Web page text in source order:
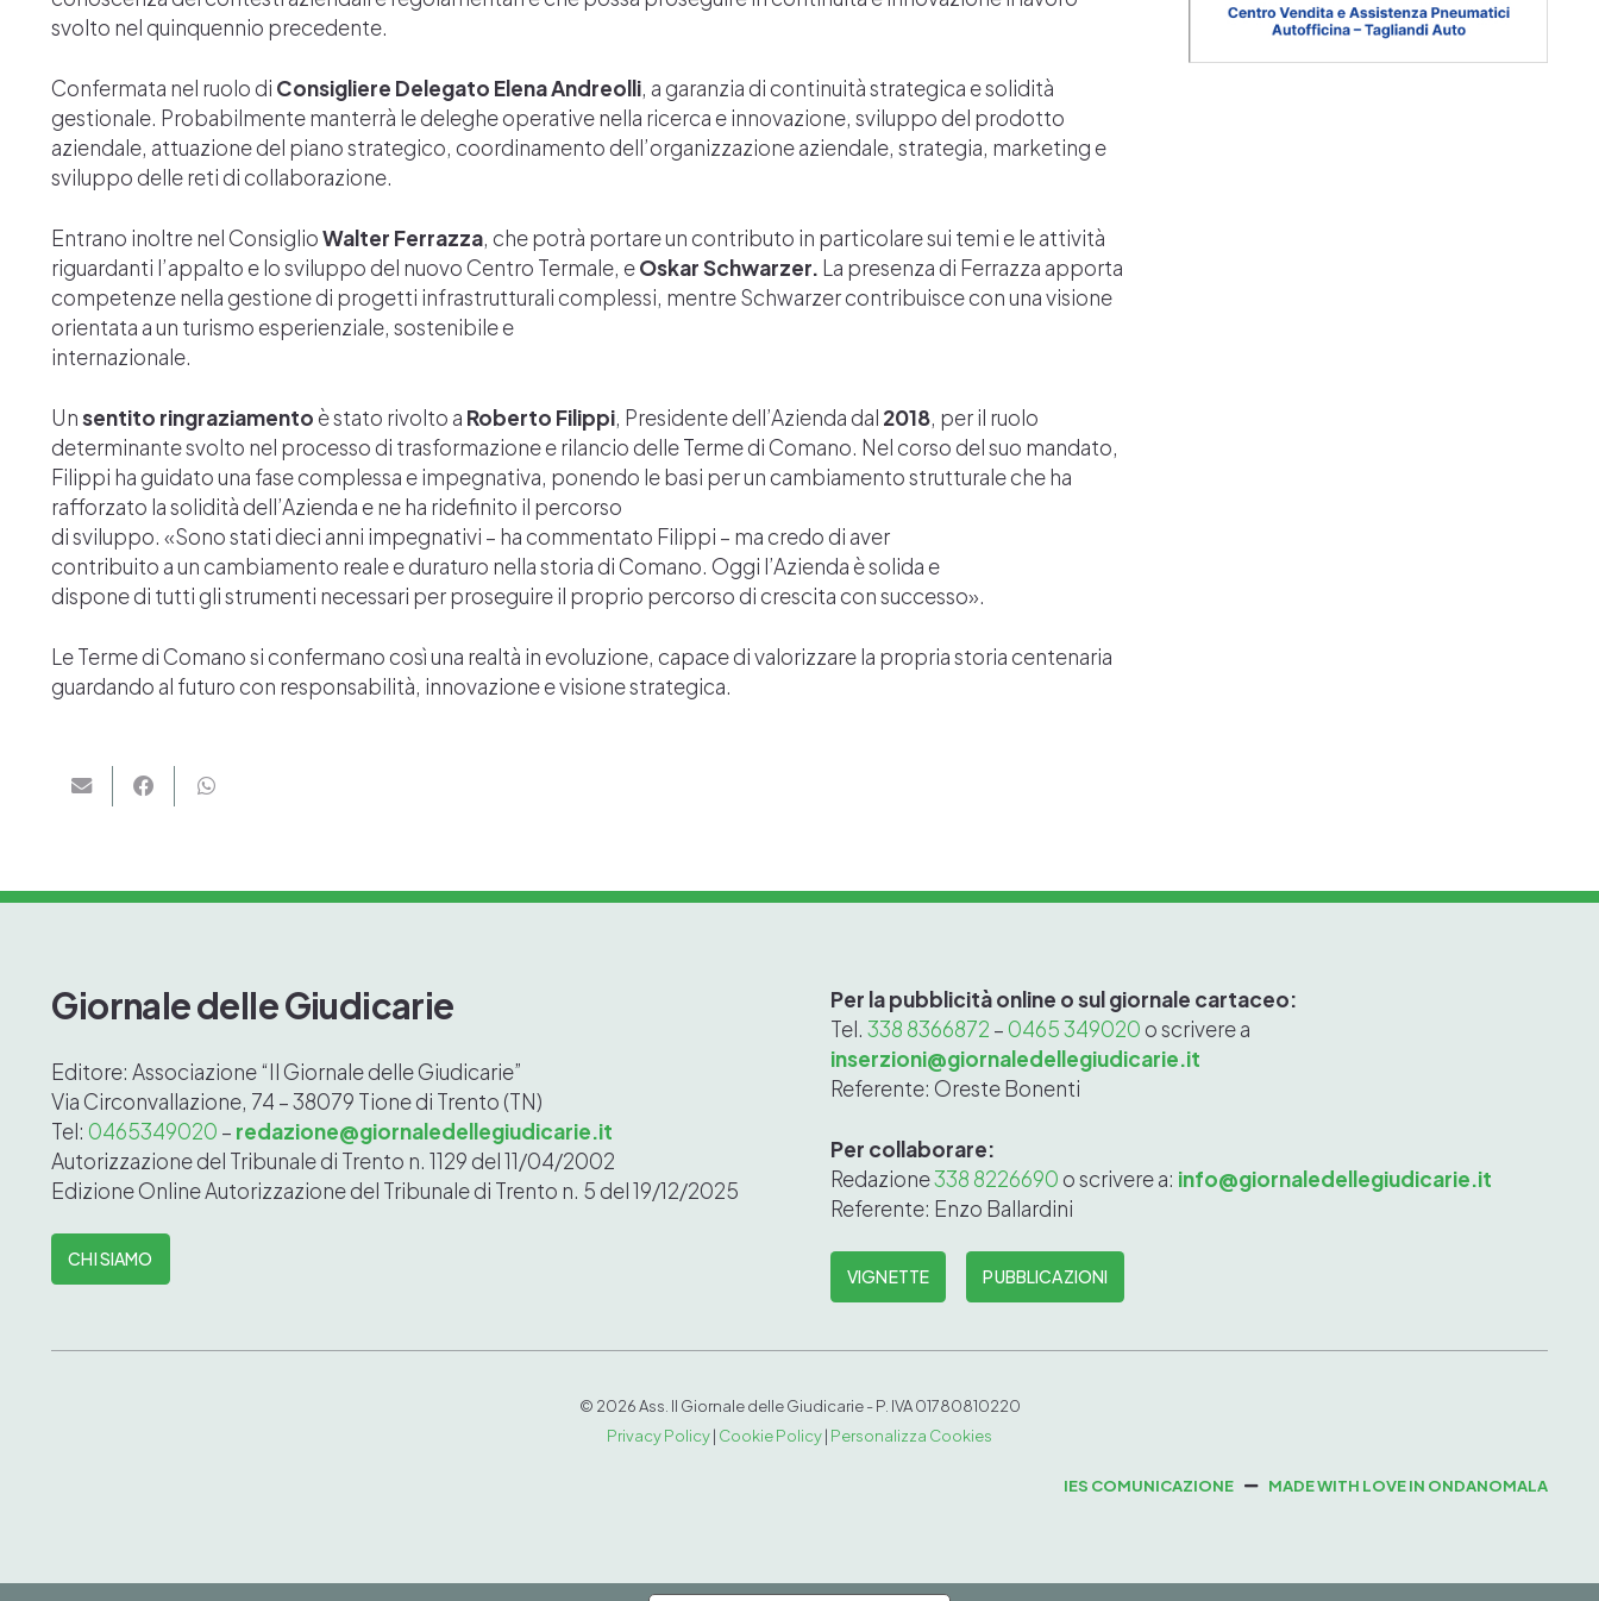
svolto nel quinquennio precedente.
Confermata nel ruolo di Consigliere Delegato Elena Andreolli, a garanzia di continuità strategica e solidità
gestionale. Probabilmente manterrà le deleghe operative nella ricerca e innovazione, sviluppo del prodotto
aziendale, attuazione del piano strategico, coordinamento dell’organizzazione aziendale, strategia, marketing e
sviluppo delle reti di collaborazione.
Entrano inoltre nel ConsiglioWalter Ferrazza, che potrà portare un contributo in particolare sui temi e le attività
riguardanti l’appalto e lo sviluppo del nuovo Centro Termale, eOskar Schwarzer. La presenza di Ferrazza apporta
competenze nella gestione di progetti infrastrutturali complessi, mentre Schwarzer contribuisce con una visione
orientata a un turismo esperienziale, sostenibile e
internazionale.
Unsentito ringraziamento è stato rivolto a Roberto Filippi, Presidente dell’Azienda dal 2018, per il ruolo
determinante svolto nel processo di trasformazione e rilancio delle Terme di Comano. Nel corso del suo mandato,
Filippi ha guidato una fase complessa e impegnativa, ponendo le basi per un cambiamento strutturale che ha
rafforzato la solidità dell’Azienda e ne ha ridefinito il percorso
di sviluppo. «Sono stati dieci anni impegnativi – ha commentato Filippi – ma credo di aver
contribuito a un cambiamento reale e duraturo nella storia di Comano. Oggi l’Azienda è solida e
dispone di tutti gli strumenti necessari per proseguire il proprio percorso di crescita con successo».
Le Terme di Comano si confermano così una realtà in evoluzione, capace di valorizzare la propria storia centenaria
guardando al futuro con responsabilità, innovazione e visione strategica.
Giornale delle Giudicarie
Editore: Associazione “Il Giornale delle Giudicarie”
Via Circonvallazione, 74 – 38079 Tione di Trento (TN)
Tel: 0465349020 – redazione@giornaledellegiudicarie.it
Autorizzazione del Tribunale di Trento n. 1129 del 11/04/2002
Edizione OnlineAutorizzazione del Tribunale di Trento n. 5 del 19/12/2025
CHI SIAMO
Per la pubblicità online o sul giornale cartaceo:
Tel.338 8366872 – 0465 349020 o scrivere a
inserzioni@giornaledellegiudicarie.it
Referente: Oreste Bonenti
Per collaborare:
Redazione338 8226690 o scrivere a: info@giornaledellegiudicarie.it
Referente: Enzo Ballardini
VIGNETTE PUBBLICAZIONI
© 2026 Ass. Il Giornale delle Giudicarie - P. IVA 01780810220
Privacy Policy| Cookie Policy| Personalizza Cookies
IES COMUNICAZIONE MADE WITH LOVE IN ONDANOMALA